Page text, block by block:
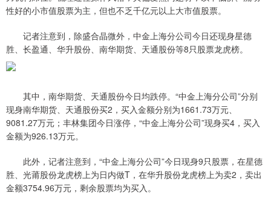
性好的小市值股票为主，但也不乏千亿元以上大市值股票。
记者注意到，除盛合晶微外，中金上海分公司今日还现身星德
胜、长盈通、华升股份、南华期货、天通股份等8只股票龙虎榜。
其中，南华期货、天通股份今日均跌停。“中金上海分公司”分别
现身南华期货、天通股份买2，买入金额分别为1661.73万元、
9081.27万元；丰林集团今日涨停，“中金上海分公司”现身买4，买入
金额为926.13万元。
此外，记者注意到，“中金上海分公司”今日现身9只股票，在星德
胜、光莆股份龙虎榜上为日内做T，在华升股份龙虎榜上为卖2，卖出
金额3754.96万元，剩余股票均为买入。